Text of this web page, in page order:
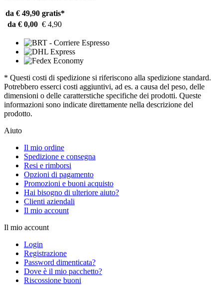
da € 49,90 gratis*
da € 0,00 € 4,90
* Questi costi di spedizione si riferiscono alla spedizione standard.
Potrebbero esserci costi aggiuntivi, ad es. a causa del peso, delle
dimensioni o delle caratterstiche specifiche dei prodotti. Queste
informazioni sono indicate direttamente nella descrizione del
prodotto.
Aiuto
Il mio ordine
Spedizione e consegna
Resi e rimborsi
Opzioni di pagamento
Promozioni e buoni acquisto
Hai bisogno di ulteriore aiuto?
Clienti aziendali
Il mio account
Il mio account
Login
Registrazione
Password dimenticata?
Dove è il mio pacchetto?
Riscossione buoni